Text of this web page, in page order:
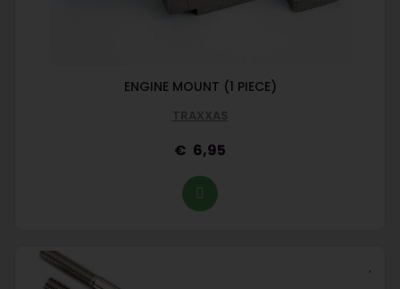
ENGINE MOUNT (1 PIECE)
TRAXXAS
6,95